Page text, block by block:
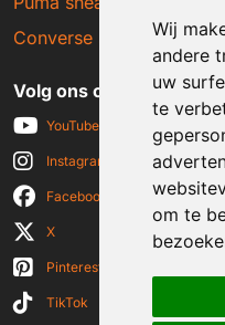
Wij
andere
uw
te
om te
Converse sneakers
Volg ons op social media
YouTube
Instagram
Facebook
X
Pinterest
TikTok